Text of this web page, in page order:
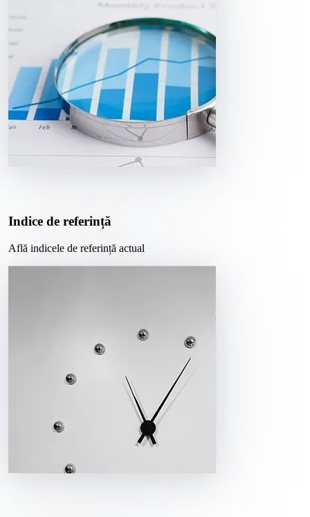
Indice de referință
Află indicele de referință actual